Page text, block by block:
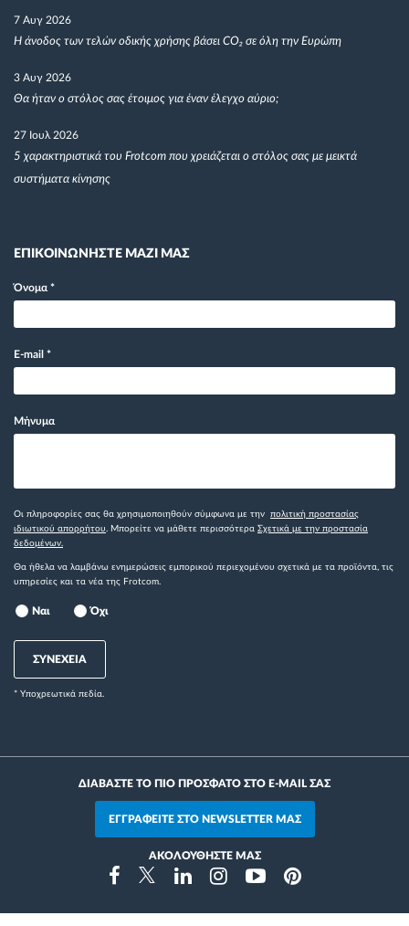
7 Αυγ 2026
Η άνοδος των τελών οδικής χρήσης βάσει CO₂ σε όλη την Ευρώπη
3 Αυγ 2026
Θα ήταν ο στόλος σας έτοιμος για έναν έλεγχο αύριο;
27 Ιουλ 2026
5 χαρακτηριστικά του Frotcom που χρειάζεται ο στόλος σας με μεικτά
συστήματα κίνησης
ΕΠΙΚΟΙΝΩΝΗΣΤΕ ΜΑΖΙ ΜΑΣ
Όνομα *
E-mail *
Μήνυμα
Οι πληροφορίες σας θα χρησιμοποιηθούν σύμφωνα με την πολιτική προστασίας
ιδιωτικού απορρήτου. Μπορείτε να μάθετε περισσότερα Σχετικά με την προστασία
δεδομένων.
Θα ήθελα να λαμβάνω ενημερώσεις εμπορικού περιεχομένου σχετικά με τα προϊόντα, τις
υπηρεσίες και τα νέα της Frotcom.
Ναι Όχι
ΣΥΝΕΧΕΙΑ
* Yποχρεωτικά πεδία.
ΔΙΑΒΑΣΤΕ ΤΟ ΠΙΟ ΠΡΟΣΦΑΤΟ ΣΤΟ E-MAIL ΣΑΣ
ΕΓΓΡΑΦΕΙΤΕ ΣΤΟ NEWSLETTER ΜΑΣ
ΑΚΟΛΟΥΘΗΣΤΕ ΜΑΣ
FacebookTwitterLinkedinInstragramYoutubePinterest